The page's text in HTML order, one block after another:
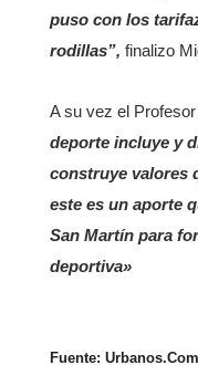
puso con los
rodillas”, finalizo
A su vez el
deporte incluye y
construye valores
este es un aporte
San Martín para
deportiva»
Fuente: Urbanos.Com